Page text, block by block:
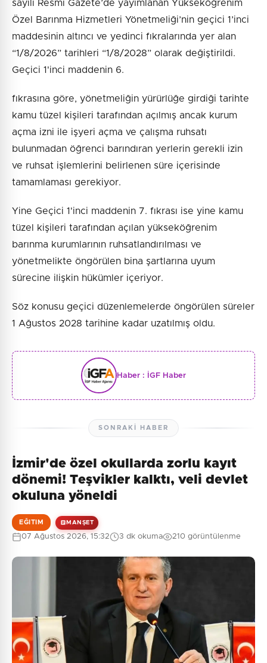
sayılı Resmî Gazete’de yayımlanan Yükseköğrenim
Özel Barınma Hizmetleri Yönetmeliği’nin geçici 1’inci
maddesinin altıncı ve yedinci fıkralarında yer alan
“1/8/2026” tarihleri “1/8/2028” olarak değiştirildi.
Geçici 1'inci maddenin 6.
fıkrasına göre, yönetmeliğin yürürlüğe girdiği tarihte
kamu tüzel kişileri tarafından açılmış ancak kurum
açma izni ile işyeri açma ve çalışma ruhsatı
bulunmadan öğrenci barındıran yerlerin gerekli izin
ve ruhsat işlemlerini belirlenen süre içerisinde
tamamlaması gerekiyor.
Yine Geçici 1'inci maddenin 7. fıkrası ise yine kamu
tüzel kişileri tarafından açılan yükseköğrenim
barınma kurumlarının ruhsatlandırılması ve
yönetmelikte öngörülen bina şartlarına uyum
sürecine ilişkin hükümler içeriyor.
Söz konusu geçici düzenlemelerde öngörülen süreler
1 Ağustos 2028 tarihine kadar uzatılmış oldu.
Haber : İGF Haber
SONRAKI HABER
İzmir'de özel okullarda zorlu kayıt
dönemi! Teşvikler kalktı, veli devlet
okuluna yöneldi
EĞITIM MANŞET
07 Ağustos 2026, 15:32 3 dk okuma 210 görüntülenme